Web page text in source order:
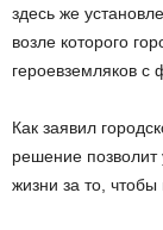
здесь же
возле которого
героев­земляков с
Как заявил
решение позволит
жизни за то,